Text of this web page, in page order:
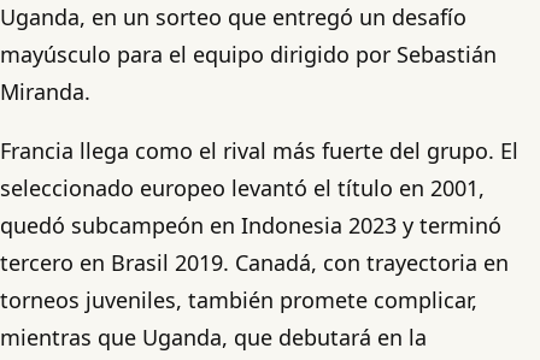
Uganda, en un sorteo que entregó un desafío
mayúsculo para el equipo dirigido por Sebastián
Miranda.
Francia llega como el rival más fuerte del grupo. El
seleccionado europeo levantó el título en 2001,
quedó subcampeón en Indonesia 2023 y terminó
tercero en Brasil 2019. Canadá, con trayectoria en
torneos juveniles, también promete complicar,
mientras que Uganda, que debutará en la